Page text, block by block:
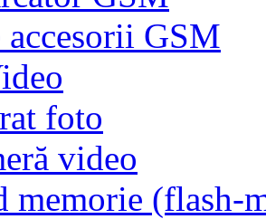
GSM
foto
video
memorie (flash-